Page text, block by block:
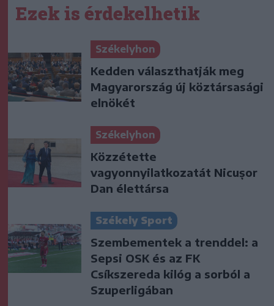
Ezek is érdekelhetik
Székelyhon
Kedden választhatják meg
Magyarország új köztársasági
elnökét
Székelyhon
Közzétette
vagyonnyilatkozatát Nicușor
Dan élettársa
Székely Sport
Szembementek a trenddel: a
Sepsi OSK és az FK
Csíkszereda kilóg a sorból a
Szuperligában